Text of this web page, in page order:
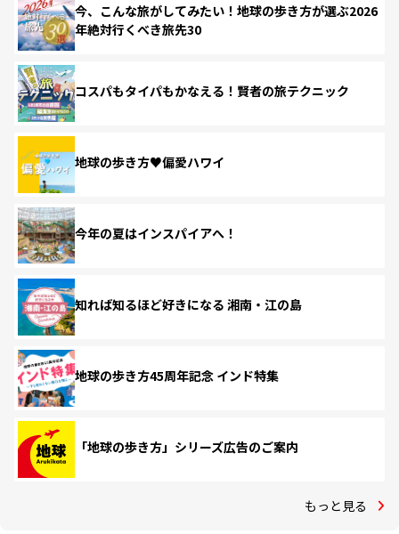
今、こんな旅がしてみたい！地球の歩き方が選ぶ2026
年絶対行くべき旅先30
コスパもタイパもかなえる！賢者の旅テクニック
地球の歩き方♥偏愛ハワイ
今年の夏はインスパイアへ！
知れば知るほど好きになる 湘南・江の島
地球の歩き方45周年記念 インド特集
「地球の歩き方」シリーズ広告のご案内
もっと見る